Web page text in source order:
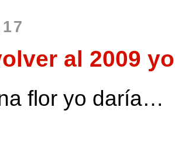
al 2009
flor yo daría…